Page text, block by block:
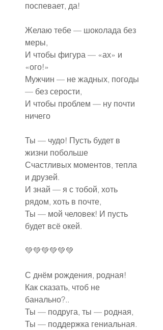
поспевает, да!
Желаю тебе — шоколада без
меры,
И чтобы фигура — «ах» и
«ого!»
Мужчин — не жадных, погоды
— без серости,
И чтобы проблем — ну почти
ничего
Ты — чудо! Пусть будет в
жизни побольше
Счастливых моментов, тепла
и друзей.
И знай — я с тобой, хоть
рядом, хоть в почте,
Ты — мой человек! И пусть
будет всё окей.
💚💚💚💚💚💚
С днём рождения, родная!
Как сказать, чтоб не
банально?..
Ты — подруга, ты — родная,
Ты — поддержка гениальная.